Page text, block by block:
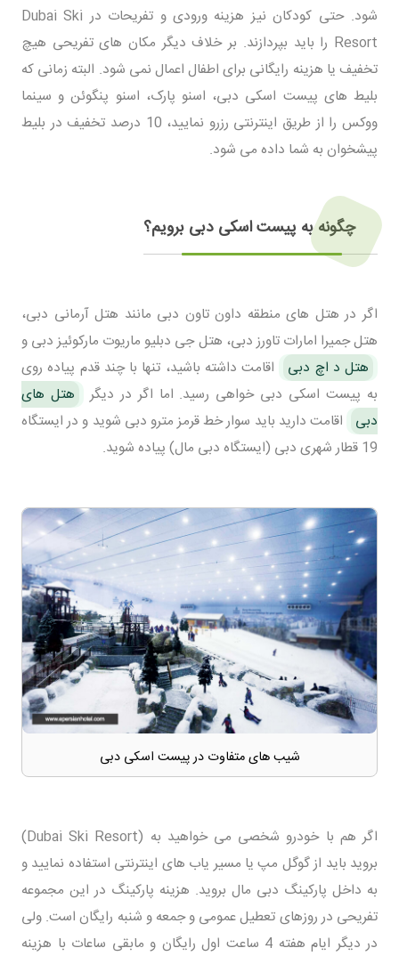
شود. حتی کودکان نیز هزینه ورودی و تفریحات در Dubai Ski
Resort را باید بپردازند. بر خلاف دیگر مکان های تفریحی هیچ
تخفیف یا هزینه رایگانی برای اطفال اعمال نمی شود. البته زمانی که
بلیط های پیست اسکی دبی، اسنو پارک، اسنو پنگوئن و سینما
ووکس را از طریق اینترنتی رزرو نمایید، 10 درصد تخفیف در بلیط
پیشخوان به شما داده می شود.
چگونه به پیست اسکی دبی برویم؟
اگر در هتل های منطقه داون تاون دبی مانند هتل آرمانی دبی،
هتل جمیرا امارات تاورز دبی، هتل جی دبلیو ماریوت مارکوئیز دبی و
هتل د اچ دبی
اقامت داشته باشید، تنها با چند قدم پیاده روی
به پیست اسکی دبی خواهی رسید. اما اگر در دیگر
هتل های
دبی
اقامت دارید باید سوار خط قرمز مترو دبی شوید و در ایستگاه
19 قطار شهری دبی (ایستگاه دبی مال) پیاده شوید.
شیب های متفاوت در پیست اسکی دبی
اگر هم با خودرو شخصی می خواهید به (Dubai Ski Resort)
بروید باید از گوگل مپ یا مسیر یاب های اینترنتی استفاده نمایید و
به داخل پارکینگ دبی مال بروید. هزینه پارکینگ در این مجموعه
تفریحی در روزهای تعطیل عمومی و جمعه و شنبه رایگان است. ولی
در دیگر ایام هفته 4 ساعت اول رایگان و مابقی ساعات با هزینه